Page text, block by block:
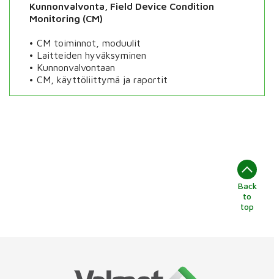
Kunnonvalvonta, Field Device Condition
Monitoring (CM)
• CM toiminnot, moduulit
• Laitteiden hyväksyminen
• Kunnonvalvontaan
• CM, käyttöliittymä ja raportit
Back
to
top